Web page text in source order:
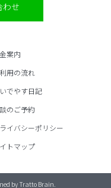
わせ
案内
用の流れ
でやす日記
のご予約
イバシーポリシー
トマップ
byTratto Brain.